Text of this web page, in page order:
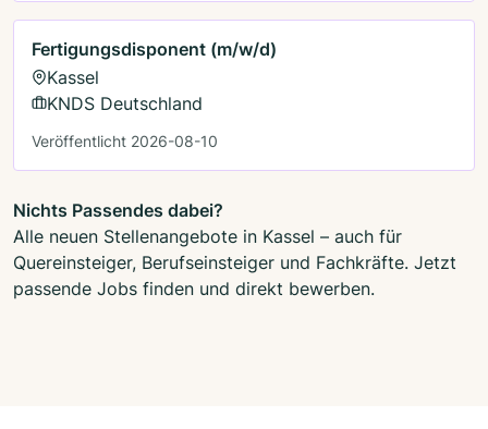
Fertigungsdisponent (m/w/d)
Kassel
KNDS Deutschland
Veröffentlicht 2026-08-10
Nichts Passendes dabei?
Alle neuen Stellenangebote in Kassel – auch für
Quereinsteiger, Berufseinsteiger und Fachkräfte. Jetzt
passende Jobs finden und direkt bewerben.